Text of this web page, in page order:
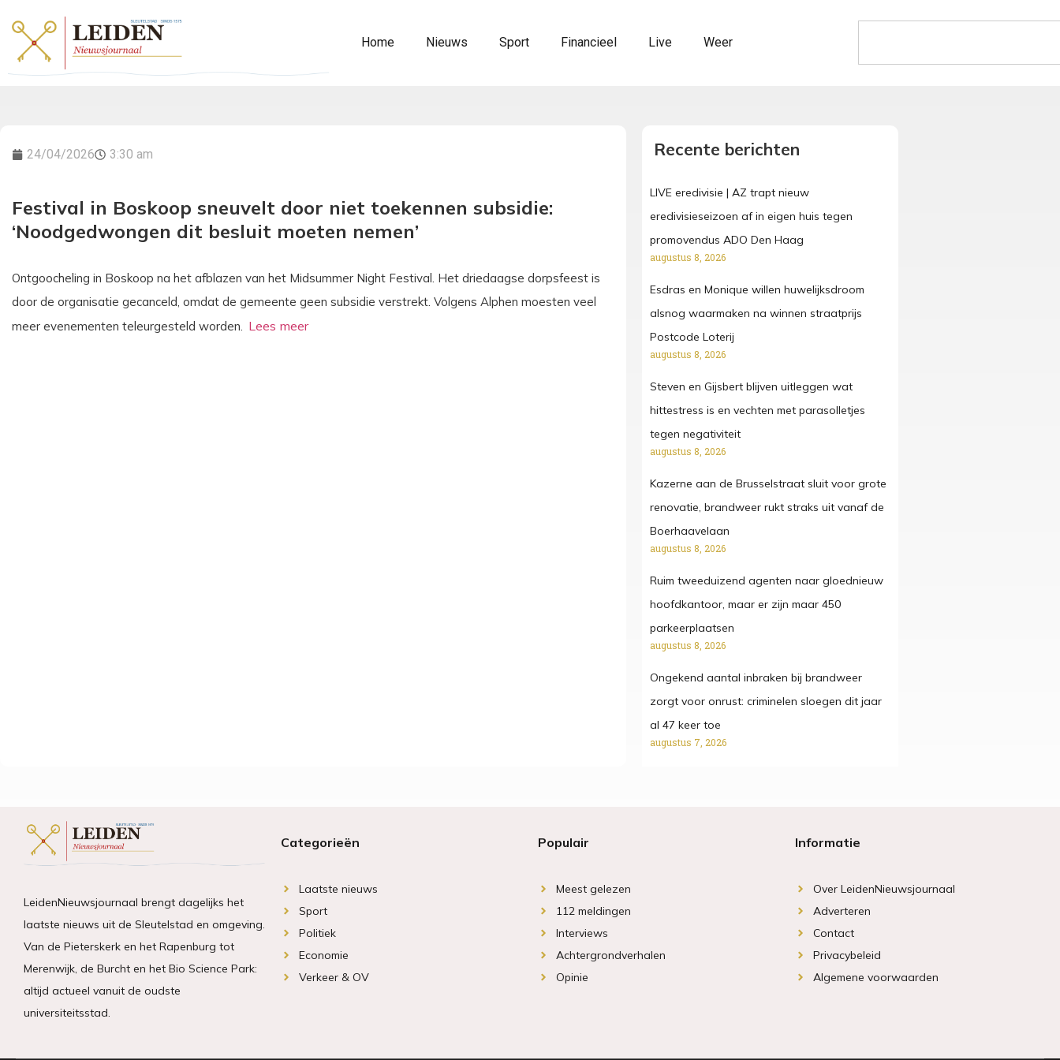
Home Nieuws Sport Financieel Live Weer
24/04/2026 3:30 am
Festival in Boskoop sneuvelt door niet toekennen subsidie:
‘Noodgedwongen dit besluit moeten nemen’
Ontgoocheling in Boskoop na het afblazen van het Midsummer Night Festival. Het driedaagse dorpsfeest is
door de organisatie gecanceld, omdat de gemeente geen subsidie verstrekt. Volgens Alphen moesten veel
meer evenementen teleurgesteld worden.
Recente berichten
LIVE eredivisie | AZ trapt nieuw
eredivisieseizoen af in eigen huis tegen
promovendus ADO Den Haag
augustus 8, 2026
Esdras en Monique willen huwelijksdroom
alsnog waarmaken na winnen straatprijs
Postcode Loterij
augustus 8, 2026
Steven en Gijsbert blijven uitleggen wat
hittestress is en vechten met parasolletjes
tegen negativiteit
augustus 8, 2026
Kazerne aan de Brusselstraat sluit voor grote
renovatie, brandweer rukt straks uit vanaf de
Boerhaavelaan
augustus 8, 2026
Ruim tweeduizend agenten naar gloednieuw
hoofdkantoor, maar er zijn maar 450
parkeerplaatsen
augustus 8, 2026
Ongekend aantal inbraken bij brandweer
zorgt voor onrust: criminelen sloegen dit jaar
al 47 keer toe
augustus 7, 2026
LeidenNieuwsjournaal brengt dagelijks het
laatste nieuws uit de Sleutelstad en omgeving.
Van de Pieterskerk en het Rapenburg tot
Merenwijk, de Burcht en het Bio Science Park:
altijd actueel vanuit de oudste
universiteitsstad.
Categorieën
Laatste nieuws
Sport
Politiek
Economie
Verkeer & OV
Populair
Meest gelezen
112 meldingen
Interviews
Achtergrondverhalen
Opinie
Informatie
Over LeidenNieuwsjournaal
Adverteren
Contact
Privacybeleid
Algemene voorwaarden